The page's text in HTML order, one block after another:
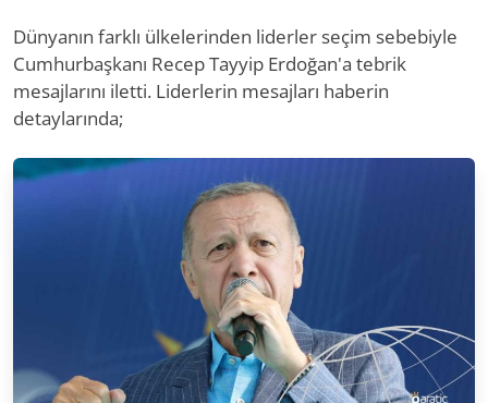
Dünyanın farklı ülkelerinden liderler seçim sebebiyle
Cumhurbaşkanı Recep Tayyip Erdoğan'a tebrik
mesajlarını iletti. Liderlerin mesajları haberin
detaylarında;